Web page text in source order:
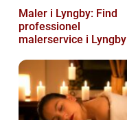
Maler i Lyngby: Find
professionel
malerservice i Lyngby